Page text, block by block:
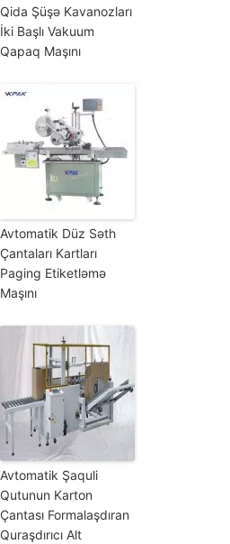
Qida Şüşə Kavanozları
İki Başlı Vakuum
Qapaq Maşını
Avtomatik Düz Səth
Çantaları Kartları
Paging Etiketləmə
Maşını
Avtomatik Şaquli
Qutunun Karton
Çantası Formalaşdıran
Quraşdırıcı Alt